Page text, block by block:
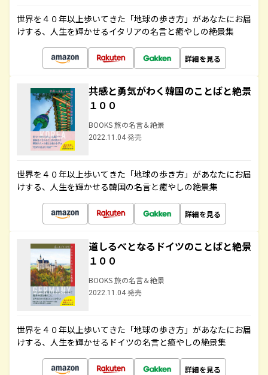
世界を４０年以上歩いてきた「地球の歩き方」があなたにお届
けする、人生を輝かせるイタリアの名言と癒やしの絶景集
詳細を見る
共感と勇気がわく韓国のことばと絶景
１００
BOOKS 旅の名言＆絶景
2022.11.04 発売
世界を４０年以上歩いてきた「地球の歩き方」があなたにお届
けする、人生を輝かせる韓国の名言と癒やしの絶景集
詳細を見る
道しるべとなるドイツのことばと絶景
１００
BOOKS 旅の名言＆絶景
2022.11.04 発売
世界を４０年以上歩いてきた「地球の歩き方」があなたにお届
けする、人生を輝かせるドイツの名言と癒やしの絶景集
詳細を見る